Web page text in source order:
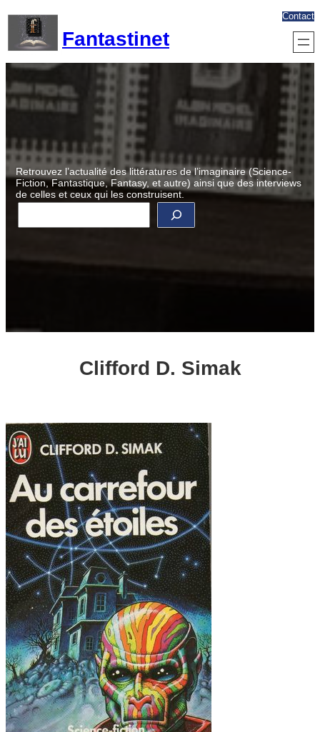
contenu
Fantastinet
Contact
Retrouvez l’actualité des littératures de l’imaginaire (Science-
Fiction, Fantastique, Fantasy, et autre) ainsi que des interviews
de celles et ceux qui les construisent.
R
c
Clifford D. Simak